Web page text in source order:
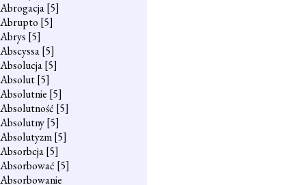
Abrogacja[5]
Abrupto [5]
Abrys [5]
Abscyssa[5]
Absolucja[5]
Absolut[5]
Absolutnie [5]
Absolutność [5]
Absolutny[5]
Absolutyzm[5]
Absorbcja[5]
Absorbować [5]
Absorbowanie